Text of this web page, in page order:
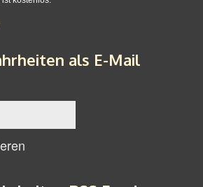
als E-Mail